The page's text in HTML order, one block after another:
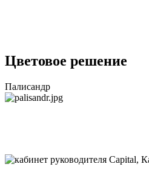
Цветовое решение
Палисандр